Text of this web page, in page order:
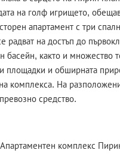
на голф игрището,
апартамент с три
радват на достъп до
басейн, както и множество
площадки и обширната
комплекса. На
средство.
комплекс